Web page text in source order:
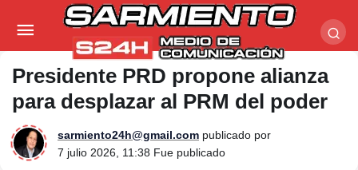
Presidente PRD propone alianza
para desplazar al PRM del poder
sarmiento24h@gmail.com publicado por
7 julio 2026, 11:38 Fue publicado
Presidente PRD propone alianza para desplazar al
PRM del poder